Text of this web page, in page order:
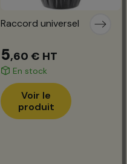
Raccord universel
5,60 € HT
En stock
Voir le
produit